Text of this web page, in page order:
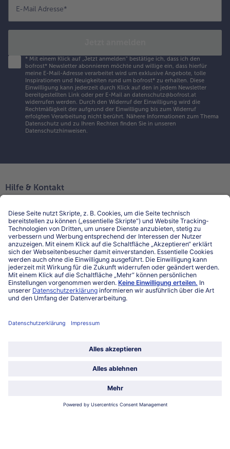
E-Mail Adresse*
* Mit einem Klick auf „Jetzt anmelden" bestätige ich, dass ich den
bofrost* Newsletter abonnieren möchte und willige ein, dass hierfür
meine E-Mail-Adresse verarbeitet wird um exklusive Angebote, tolle
Inspirationen und Neuigkeiten rund um bofrost* zu erhalten. Diese
Einwilligung kann jederzeit durch Klick auf den in jedem Newsletter
bereitgestellten Link oder per E-Mail an datenschutz@bofrost.at
widerrufen werden. Durch den Widerruf der Einwilligung wird die
Rechtmäßigkeit der aufgrund der Einwilligung bis zum Widerruf
erfolgten Verarbeitung nicht berührt. Nähere Informationen zum Thema
Datenschutz und zu Ihren Rechten finden Sie in unseren
Datenschutzhinweisen.
Hilfe & Kontakt
Kontakt
FAQ
Service
Unternehmen